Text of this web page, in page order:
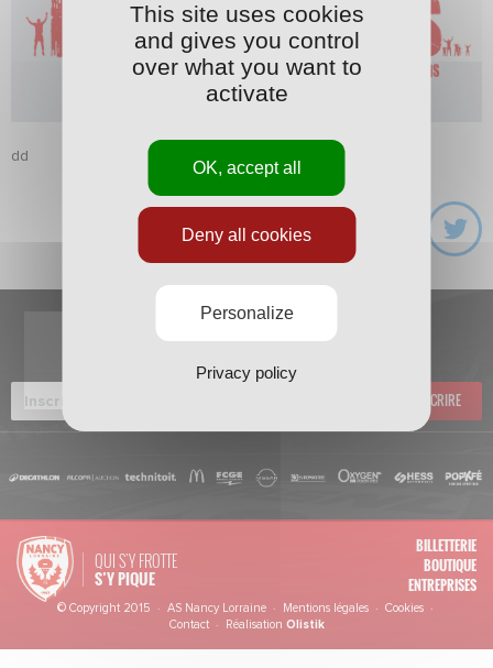
dd
INSCRIVEZ-VOUS ÀLA NEWSLETTER
SOUSCRIRE
QUI S'Y FROTTE
S’Y PIQUE
BILLETTERIE
BOUTIQUE
ENTREPRISES
© Copyright 2015 · AS Nancy Lorraine · Mentions légales· Cookies·
Contact· Réalisation Olistik
This site uses cookies
and gives you control
over what you want to
activate
OK, accept all
Deny all cookies
Personalize
Privacy policy